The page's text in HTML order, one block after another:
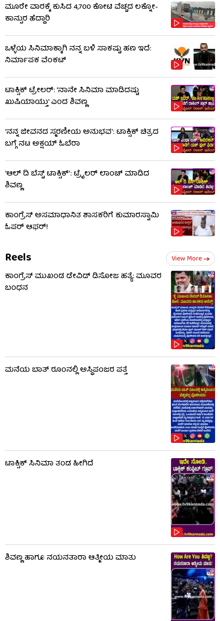
ಮೂರೇ ವಾರಕ್ಕೆ ಕುಸಿದ 4,700 ಕೋಟಿ ವೆಚ್ಚದ ಲಕ್ನೋ-
ಕಾನ್ಪುರ ಹೆದ್ದಾರಿ
ಒಳ್ಳೆಯ ಸಿನಿಮಾಕ್ಕಾಗಿ ನನ್ನ ಬಳಿ ಸಾಕಷ್ಟು ಹಣ ಇದೆ:
ನಿರ್ಮಾಪಕ ವೆಂಕಟ್
ಟಾಕ್ಸಿಕ್ ಟ್ರೇಲರ್​: ‘ನಾನೇ ಸಿನಿಮಾ ಮಾಡಿದಷ್ಟು
ಖುಷಿಯಾಯ್ತು’ ಎಂದ ಶಿವಣ್ಣ
‘ನನ್ನ ಜೀವನದ ಸ್ಮರಣೀಯ ಅನುಭವ’: ಟಾಕ್ಸಿಕ್ ಚಿತ್ರದ
ಬಗ್ಗೆ ನಟ ಅಕ್ಷಯ್ ಓಬೆರಾ
‘ಆಲ್​ ದಿ ಬೆಸ್ಟ್​ ಟಾಕ್ಸಿಕ್’: ಟ್ರೈಲರ್​ ಲಾಂಚ್ ಮಾಡಿದ
ಶಿವಣ್ಣ
ಕಾಂಗ್ರೆಸ್ ಅಸಮಾಧಾನಿತ ಶಾಸಕರಿಗೆ ಕುಮಾರಸ್ವಾಮಿ
ಓಪರ್ ಆಫರ್!
Reels View More
ಕಾಂಗ್ರೆಸ್ ಮುಖಂಡ ಡೇವಿಡ್ ಡಿಸೋಜ ಹತ್ಯೆ: ಮೂವರ
ಬಂಧನ
ಮನೆಯ ಬಾತ್ ರೂಂನಲ್ಲಿ ಅಸ್ಥಿಪಂಜರ ಪತ್ತೆ
ಟಾಕ್ಸಿಕ್​​​ ಸಿನಿಮಾ ತಂಡ ಹೀಗಿದೆ
ಶಿವಣ್ಣ ಹಾಗೂ ನಯನತಾರಾ ಆತ್ಮೀಯ ಮಾತು